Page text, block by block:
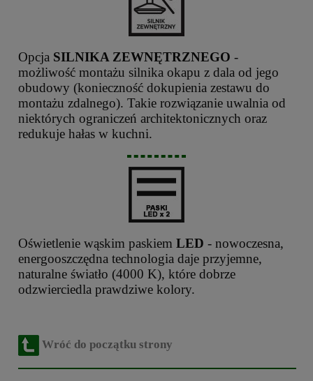
Opcja SILNIKA ZEWNĘTRZNEGO -
możliwość montażu silnika okapu z dala od jego
obudowy (konieczność dokupienia zestawu do
montażu zdalnego). Takie rozwiązanie uwalnia od
niektórych ograniczeń architektonicznych oraz
redukuje hałas w kuchni.
Oświetlenie wąskim paskiem LED - nowoczesna,
energooszczędna technologia daje przyjemne,
naturalne światło (4000 K), które dobrze
odzwierciedla prawdziwe kolory.
Wróć do początku strony